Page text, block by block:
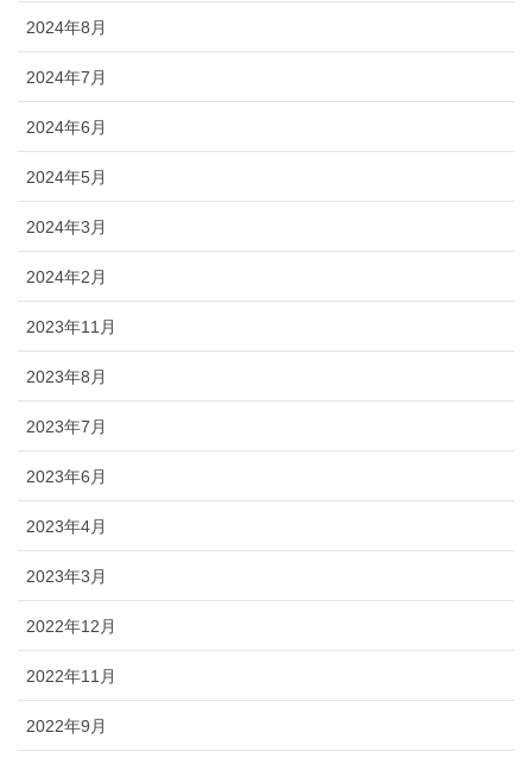
2024年8月
2024年7月
2024年6月
2024年5月
2024年3月
2024年2月
2023年11月
2023年8月
2023年7月
2023年6月
2023年4月
2023年3月
2022年12月
2022年11月
2022年9月